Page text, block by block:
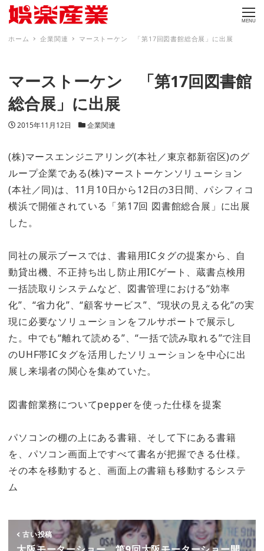
MENU
ホーム 企業関連 マーストーケン 「第17回図書館総合展」に出展
マーストーケン 「第17回図書館
総合展」に出展
投稿日
2015年11月12日 カテゴリー
企業関連
(株)マースエンジニアリング(本社／東京都新宿区)のグ
ループ企業である(株)マーストーケンソリューション
(本社／同)は、11月10日から12日の3日間、パシフィコ
横浜で開催されている「第17回 図書館総合展」に出展
した。
同社の展示ブースでは、書籍用ICタグの提案から、自
動貸出機、不正持ち出し防止用ICゲート、蔵書点検用
一括読取りシステムなど、図書管理における“効率
化”、“省力化”、“顧客サービス”、“現状の見える化”の実
現に必要なソリューションをフルサポートで展示し
た。中でも“離れて読める”、“一括で読み取れる”で注目
のUHF帯ICタグを活用したソリューションを中心に出
展し来場者の関心を集めていた。
図書館業務についてpepperを使った仕様を提案
パソコンの棚の上にある書籍、そして下にある書籍
を、パソコン画面上ですべて書名が把握できる仕様。
その本を移動すると、画面上の書籍も移動するシステ
ム
古い投稿